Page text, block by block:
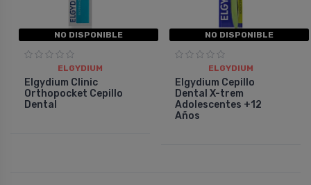
NO DISPONIBLE
ELGYDIUM
Elgydium Clinic
Orthopocket Cepillo
Dental
NO DISPONIBLE
ELGYDIUM
Elgydium Cepillo
Dental X-trem
Adolescentes +12
Años